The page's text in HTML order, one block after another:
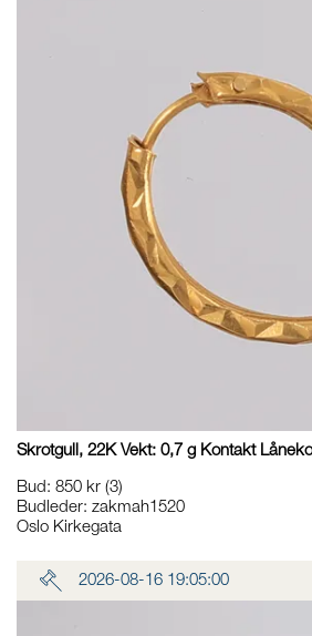
Skrotgull, 22K Vekt: 0,7 g Kontakt
Bud: 850 kr (3)
Budleder: zakmah1520
Oslo Kirkegata
2026-08-16 19:05:00